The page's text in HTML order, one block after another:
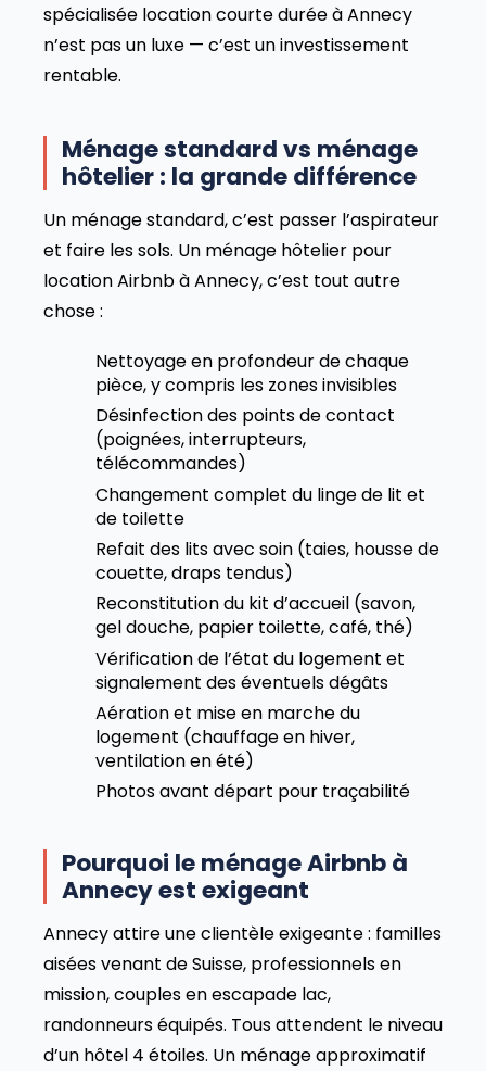
spécialisée location courte durée à Annecy
n’est pas un luxe — c’est un investissement
rentable.
Ménage standard vs ménage
hôtelier : la grande différence
Un ménage standard, c’est passer l’aspirateur
et faire les sols. Un ménage hôtelier pour
location Airbnb à Annecy, c’est tout autre
chose :
Nettoyage en profondeur de chaque
pièce, y compris les zones invisibles
Désinfection des points de contact
(poignées, interrupteurs,
télécommandes)
Changement complet du linge de lit et
de toilette
Refait des lits avec soin (taies, housse de
couette, draps tendus)
Reconstitution du kit d’accueil (savon,
gel douche, papier toilette, café, thé)
Vérification de l’état du logement et
signalement des éventuels dégâts
Aération et mise en marche du
logement (chauffage en hiver,
ventilation en été)
Photos avant départ pour traçabilité
Pourquoi le ménage Airbnb à
Annecy est exigeant
Annecy attire une clientèle exigeante : familles
aisées venant de Suisse, professionnels en
mission, couples en escapade lac,
randonneurs équipés. Tous attendent le niveau
d’un hôtel 4 étoiles. Un ménage approximatif